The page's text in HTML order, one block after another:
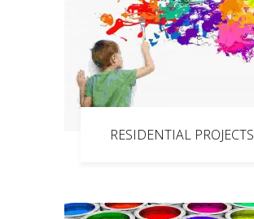
RESIDENTIAL PROJECTS